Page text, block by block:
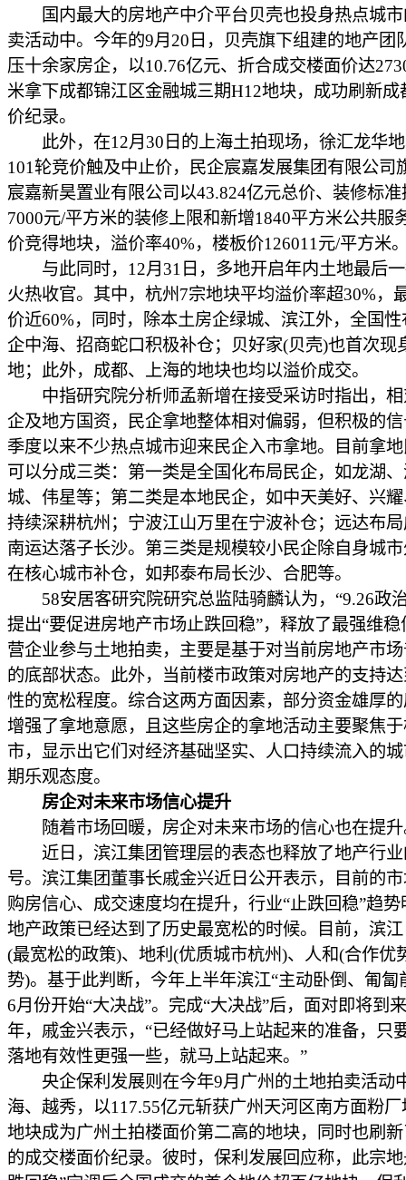
国内最大的房地产中介平台贝壳也投身热点城市
卖活动中。今年的9月20日，贝壳旗下组建的地产团
压十余家房企，以10.76亿元、折合成交楼面价达
米拿下成都锦江区金融城三期H12地块，成功刷新成
价纪录。
此外，在12月30日的上海土拍现场，徐汇龙华
101轮竞价触及中止价，民企宸嘉发展集团有限公司
宸嘉新昊置业有限公司以43.824亿元总价、装修标
7000元/平方米的装修上限和新增1840平方米公共服
价竞得地块，溢价率40%，楼板价126011元/平方米
与此同时，12月31日，多地开启年内土地最后
火热收官。其中，杭州7宗地块平均溢价率超30%，
价近60%，同时，除本土房企绿城、滨江外，全国
企中海、招商蛇口积极补仓；贝好家(贝壳)也首次现
地；此外，成都、上海的地块也均以溢价成交。
中指研究院分析师孟新增在接受采访时指出，相
企及地方国资，民企拿地整体相对偏弱，但积极的
季度以来不少热点城市迎来民企入市拿地。目前拿
可以分成三类：第一类是全国化布局民企，如龙湖
城、伟星等；第二类是本地民企，如中天美好、兴
持续深耕杭州；宁波江山万里在宁波补仓；远达布
南运达落子长沙。第三类是规模较小民企除自身城
在核心城市补仓，如邦泰布局长沙、合肥等。
58安居客研究院研究总监陆骑麟认为，“9.26政
提出“要促进房地产市场止跌回稳”，释放了最强维稳
营企业参与土地拍卖，主要是基于对当前房地产市
的底部状态。此外，当前楼市政策对房地产的支持
性的宽松程度。综合这两方面因素，部分资金雄厚
增强了拿地意愿，且这些房企的拿地活动主要聚焦
市，显示出它们对经济基础坚实、人口持续流入的
期乐观态度。
房企对未来市场信心提升
随着市场回暖，房企对未来市场的信心也在提升
近日，滨江集团管理层的表态也释放了地产行业
号。滨江集团董事长戚金兴近日公开表示，目前的
购房信心、成交速度均在提升，行业“止跌回稳”趋势
地产政策已经达到了历史最宽松的时候。目前，滨
(最宽松的政策)、地利(优质城市杭州)、人和(合作优
势)。基于此判断，今年上半年滨江“主动卧倒、匍匐
6月份开始“大决战”。完成“大决战”后，面对即将到
年，戚金兴表示，“已经做好马上站起来的准备，只
落地有效性更强一些，就马上站起来。”
央企保利发展则在今年9月广州的土地拍卖活动
海、越秀，以117.55亿元斩获广州天河区南方面粉
地块成为广州土拍楼面价第二高的地块，同时也刷
的成交楼面价纪录。彼时，保利发展回应称，此宗